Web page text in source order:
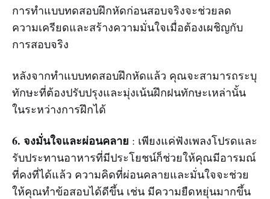
การทำแบบทดสอบฝึกหัดก่อนสอบจริงจะช่วยลด
ความเครียดและสร้างความมั่นใจเมื่อต้องเผชิญกับ
การสอบจริง
หลังจากทำแบบทดสอบฝึกหัดแล้ว คุณจะสามารถระบุ
ทักษะที่ต้องปรับปรุงและมุ่งเน้นฝึกฝนทักษะเหล่านั้น
ในระหว่างการฝึกได้
6. จงมั่นใจและผ่อนคลาย : เพียงแค่ฟังเพลงโปรดและ
รับประทานอาหารที่มีประโยชน์ก็ช่วยให้คุณมีอารมณ์
ที่คงที่ได้แล้ว ความคิดที่ผ่อนคลายและมั่นใจจะช่วย
ให้คุณทำข้อสอบได้ดีขึ้น เช่น มีความยืดหยุ่นมากขึ้น